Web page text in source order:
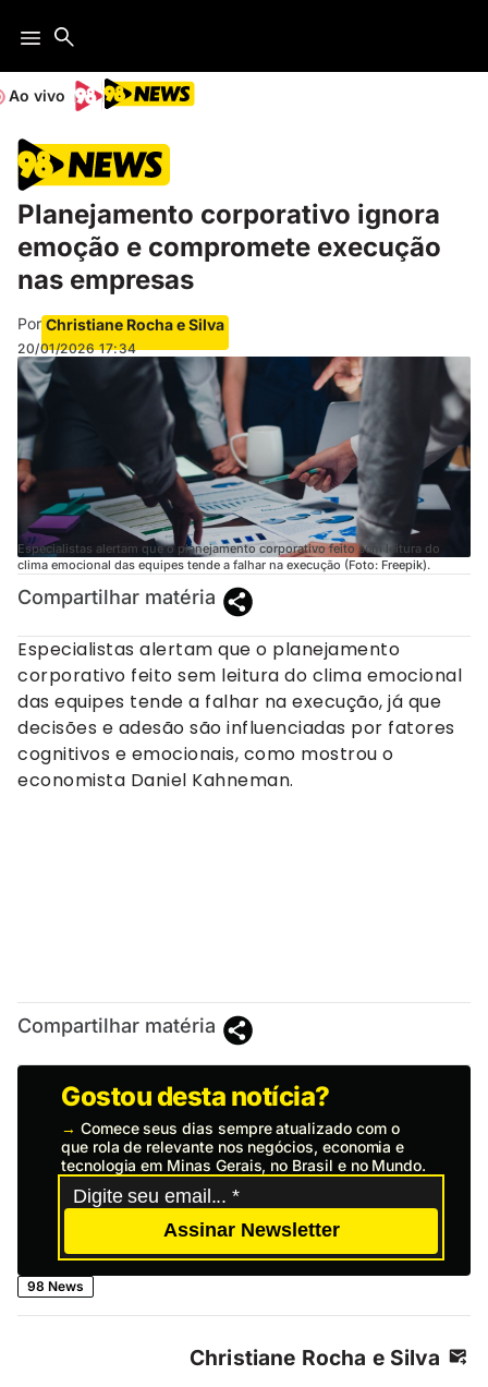
Ao vivo
Planejamento corporativo ignora
emoção e compromete execução
nas empresas
Por Christiane Rocha e Silva
20/01/2026 17:34
Especialistas alertam que o planejamento corporativo feito sem leitura do
clima emocional das equipes tende a falhar na execução (Foto: Freepik).
Compartilhar matéria
Especialistas alertam que o planejamento
corporativo feito sem leitura do clima emocional
das equipes tende a falhar na execução, já que
decisões e adesão são influenciadas por fatores
cognitivos e emocionais, como mostrou o
economista Daniel Kahneman.
Compartilhar matéria
Gostou desta notícia?
→ Comece seus dias sempre atualizado com o
que rola de relevante nos negócios, economia e
tecnologia em Minas Gerais, no Brasil e no Mundo.
Assinar Newsletter
98 News
Christiane Rocha e Silva